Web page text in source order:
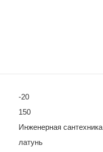
-20
150
Инженерная сантехника
латунь